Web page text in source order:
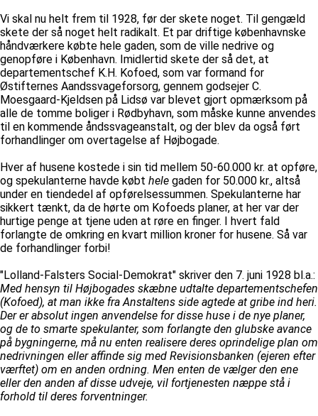
Vi skal nu helt frem til 1928, før der skete noget. Til gengæld
skete der så noget helt radikalt. Et par driftige københavnske
håndværkere købte hele gaden, som de ville nedrive og
genopføre i København. Imidlertid skete der så det, at
departementschef K.H. Kofoed, som var formand for
Østifternes Aandssvageforsorg, gennem godsejer C.
Moesgaard-Kjeldsen på Lidsø var blevet gjort opmærksom på
alle de tomme boliger i Rødbyhavn, som måske kunne anvendes
til en kommende åndssvageanstalt, og der blev da også ført
forhandlinger om overtagelse af Højbogade.
Hver af husene kostede i sin tid mellem 50-60.000 kr. at opføre,
og spekulanterne havde købt hele gaden for 50.000 kr., altså
under en tiendedel af opførelsessummen. Spekulanterne har
sikkert tænkt, da de hørte om Kofoeds planer, at her var der
hurtige penge at tjene uden at røre en finger. I hvert fald
forlangte de omkring en kvart million kroner for husene. Så var
de forhandlinger forbi!
"Lolland-Falsters Social-Demokrat" skriver den 7. juni 1928 bl.a.:
Med hensyn til Højbogades skæbne udtalte departementschefen
(Kofoed), at man ikke fra Anstaltens side agtede at gribe ind heri.
Der er absolut ingen anvendelse for disse huse i de nye planer,
og de to smarte spekulanter, som forlangte den glubske avance
på bygningerne, må nu enten realisere deres oprindelige plan om
nedrivningen eller affinde sig med Revisionsbanken (ejeren efter
værftet) om en anden ordning. Men enten de vælger den ene
eller den anden af disse udveje, vil fortjenesten næppe stå i
forhold til deres forventninger.